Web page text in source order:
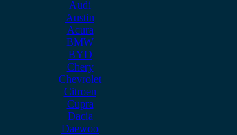
Audi
Austin
Acura
BMW
BYD
Chery
Chevrolet
Citroen
Cupra
Dacia
Daewoo